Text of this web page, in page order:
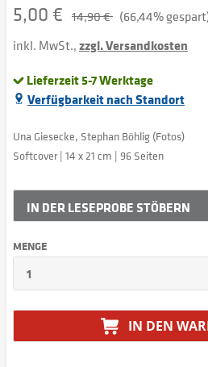
5,00 € 14,90 € (66,44%
inkl. MwSt.,zzgl. Versandkosten
Lieferzeit 5-7 Werktage
Verfügbarkeit nach Standort
Una Giesecke, Stephan Böhlig (Fotos)
Softcover | 14 x 21 cm | 96 Seiten
IN DERLESEPROBE STÖBERN
MENGE
IN DEN